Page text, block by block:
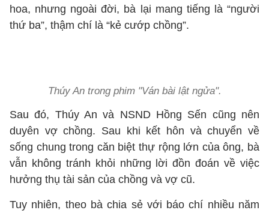
hoa, nhưng ngoài đời, bà lại mang tiếng là “người
thứ ba”, thậm chí là “kẻ cướp chồng”.
Thúy An trong phim "Ván bài lật ngửa".
Sau đó, Thúy An và NSND Hồng Sến cũng nên
duyên vợ chồng. Sau khi kết hôn và chuyển về
sống chung trong căn biệt thự rộng lớn của ông, bà
vẫn không tránh khỏi những lời đồn đoán về việc
hưởng thụ tài sản của chồng và vợ cũ.
Tuy nhiên, theo bà chia sẻ với báo chí nhiều năm